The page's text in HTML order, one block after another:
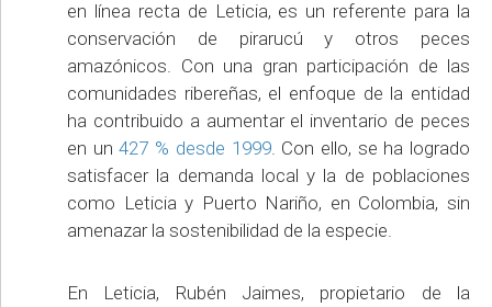
en línea recta de Leticia, es un referente para la
conservación de pirarucú y otros peces
amazónicos. Con una gran participación de las
comunidades ribereñas, el enfoque de la entidad
ha contribuido a aumentar el inventario de peces
en un427 % desde 1999. Con ello, se ha logrado
satisfacer la demanda local y la de poblaciones
como Leticia y Puerto Nariño, en Colombia, sin
amenazar la sostenibilidad de la especie.
En Leticia, Rubén Jaimes, propietario de la